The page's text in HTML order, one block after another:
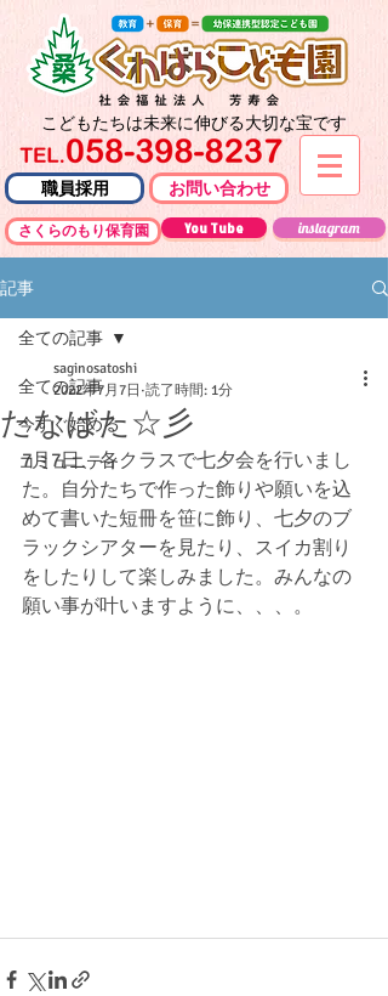
こどもたちは未来に伸びる大切な宝です
職員採用 お問い合わせ
さくらのもり保育園 You Tube instagram
記事
全ての記事
今すぐ始める
コミュニティ
全ての記事
たなばた☆彡
saginosatoshi
2022年7月7日 読了時間: 1分
7月7日、各クラスで七夕会を行いまし
た。自分たちで作った飾りや願いを込
めて書いた短冊を笹に飾り、七夕のブ
ラックシアターを見たり、スイカ割り
をしたりして楽しみました。みんなの
願い事が叶いますように、、、。